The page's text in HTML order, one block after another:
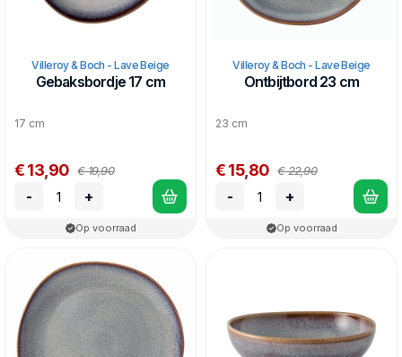
Villeroy & Boch - Lave Beige
Gebaksbordje 17 cm
17 cm
€ 13,90 € 19,90
- +
Op voorraad
Villeroy & Boch - Lave Beige
Ontbijtbord 23 cm
23 cm
€ 15,80 € 22,90
- +
Op voorraad